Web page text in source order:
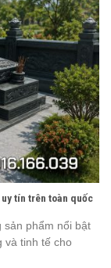
tín trên toàn quốc
sản phẩm nổi bật
và tinh tế cho